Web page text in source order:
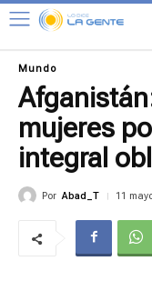
Mundo
mujeres
integral
Por Abad_T 11